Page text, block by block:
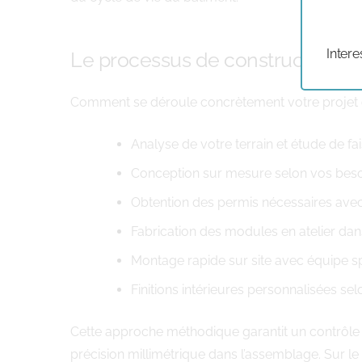
Le processus de construction
Comment se déroule concrètement votre projet
Analyse de votre terrain et étude de
Conception sur mesure selon vos
Obtention des permis nécessaires
Fabrication des modules en atelier
Montage rapide sur site avec équipe
Finitions intérieures personnalisées
Cette approche méthodique garantit un
précision millimétrique dans l’assemblage. Sur